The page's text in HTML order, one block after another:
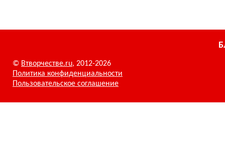
© Втворчестве.ru, 2012-2026
Политика конфиденциальности
Пользовательское соглашение